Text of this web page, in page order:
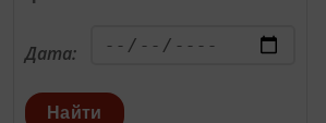
Дата:
Найти